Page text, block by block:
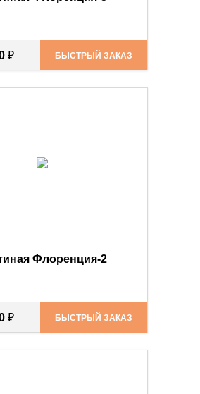
₽ БЫСТРЫЙ ЗАКАЗ
Флоренция-2
₽ БЫСТРЫЙ ЗАКАЗ